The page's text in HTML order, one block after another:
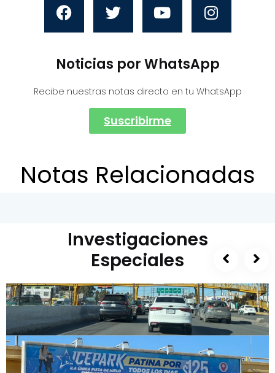
Noticias por WhatsApp
Recibe nuestras notas directo en tu WhatsApp
Suscribirme
Notas Relacionadas
Investigaciones
Especiales